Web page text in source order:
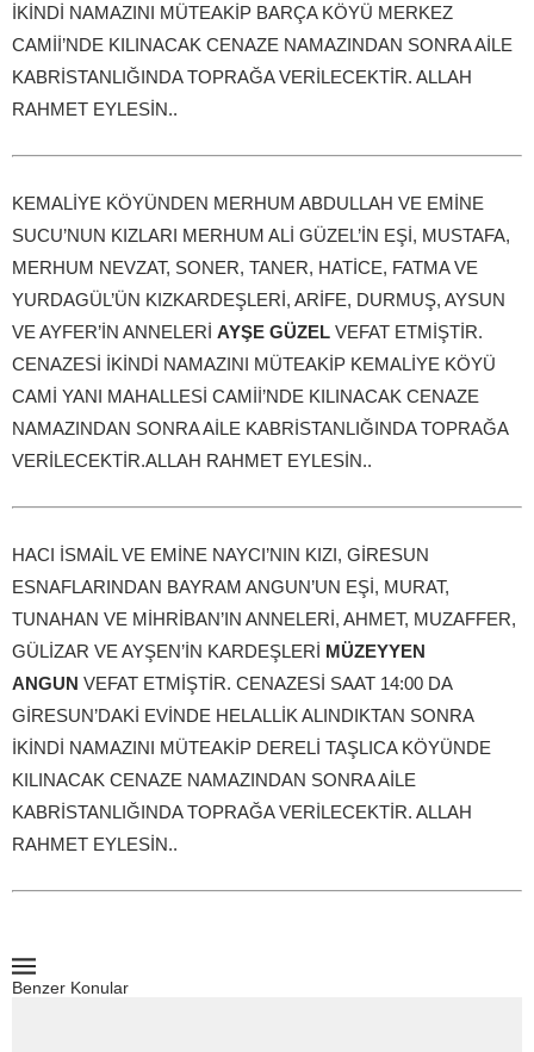
İKİNDİ NAMAZINI MÜTEAKİP BARÇA KÖYÜ MERKEZ
CAMİİ’NDE KILINACAK CENAZE NAMAZINDAN SONRA AİLE
KABRİSTANLIĞINDA TOPRAĞA VERİLECEKTİR. ALLAH
RAHMET EYLESİN..
KEMALİYE KÖYÜNDEN MERHUM ABDULLAH VE EMİNE
SUCU’NUN KIZLARI MERHUM ALİ GÜZEL’İN EŞİ, MUSTAFA,
MERHUM NEVZAT, SONER, TANER, HATİCE, FATMA VE
YURDAGÜL’ÜN KIZKARDEŞLERİ, ARİFE, DURMUŞ, AYSUN
VE AYFER’İN ANNELERİ AYŞE GÜZEL VEFAT ETMİŞTİR.
CENAZESİ İKİNDİ NAMAZINI MÜTEAKİP KEMALİYE KÖYÜ
CAMİ YANI MAHALLESİ CAMİİ’NDE KILINACAK CENAZE
NAMAZINDAN SONRA AİLE KABRİSTANLIĞINDA TOPRAĞA
VERİLECEKTİR.ALLAH RAHMET EYLESİN..
HACI İSMAİL VE EMİNE NAYCI’NIN KIZI, GİRESUN
ESNAFLARINDAN BAYRAM ANGUN’UN EŞİ, MURAT,
TUNAHAN VE MİHRİBAN’IN ANNELERİ, AHMET, MUZAFFER,
GÜLİZAR VE AYŞEN’İN KARDEŞLERİ MÜZEYYEN
ANGUN VEFAT ETMİŞTİR. CENAZESİ SAAT 14:00 DA
GİRESUN’DAKİ EVİNDE HELALLİK ALINDIKTAN SONRA
İKİNDİ NAMAZINI MÜTEAKİP DERELİ TAŞLICA KÖYÜNDE
KILINACAK CENAZE NAMAZINDAN SONRA AİLE
KABRİSTANLIĞINDA TOPRAĞA VERİLECEKTİR. ALLAH
RAHMET EYLESİN..
Benzer Konular